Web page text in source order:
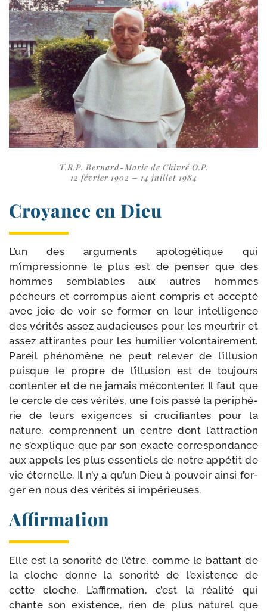
T.R.P. Bernard-​Marie de Chivré O.P.
12 février 1902 – 14 juillet 1984
Croyance en Dieu
L’un des argu­ments apo­lo­gé­tique qui
m’impressionne le plus est de pen­ser que des
hommes sem­blables aux autres hommes
pécheurs et cor­rom­pus aient com­pris et accep­té
avec joie de voir se for­mer en leur intel­li­gence
des véri­tés assez auda­cieuses pour les meur­trir et
assez atti­rantes pour les humi­lier volon­tai­re­ment.
Pareil phé­no­mène ne peut rele­ver de l’illusion
puisque le propre de l’illusion est de tou­jours
conten­ter et de ne jamais mécon­ten­ter. Il faut que
le cercle de ces véri­tés, une fois pas­sé la péri­phé­
rie de leurs exi­gences si cru­ci­fiantes pour la
nature, com­prennent un centre dont l’attraction
ne s’explique que par son exacte cor­res­pon­dance
aux appels les plus essen­tiels de notre appé­tit de
vie éter­nelle. Il n’y a qu’un Dieu à pou­voir ain­si for­
ger en nous des véri­tés si impérieuses.
Affirmation
Elle est la sono­ri­té de l’être, comme le bat­tant de
la cloche donne la sono­ri­té de l’existence de
cette cloche. L’affirmation, c’est la réa­li­té qui
chante son exis­tence, rien de plus natu­rel que